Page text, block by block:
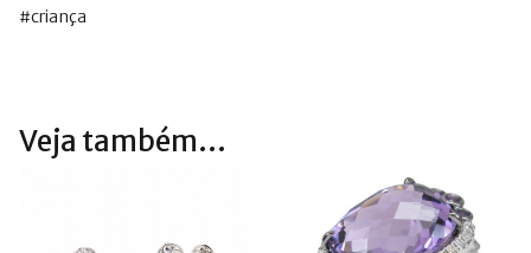
#criança
Veja também...